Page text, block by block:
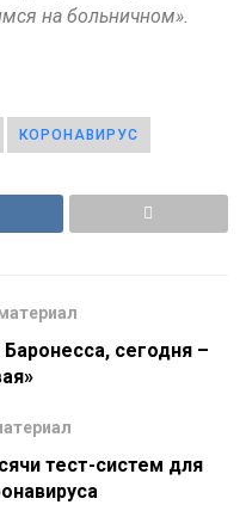
на больничном».
КОРОНАВИРУС
сегодня –
тест-систем для